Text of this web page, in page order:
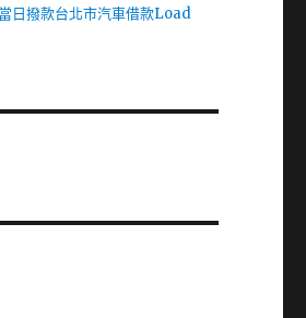
日撥款台北市汽車借款Load